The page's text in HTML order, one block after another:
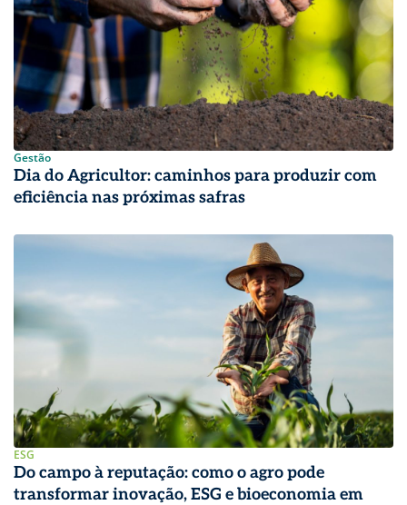
Gestão
Dia do Agricultor: caminhos para produzir com
eficiência nas próximas safras
ESG
Do campo à reputação: como o agro pode
transformar inovação, ESG e bioeconomia em